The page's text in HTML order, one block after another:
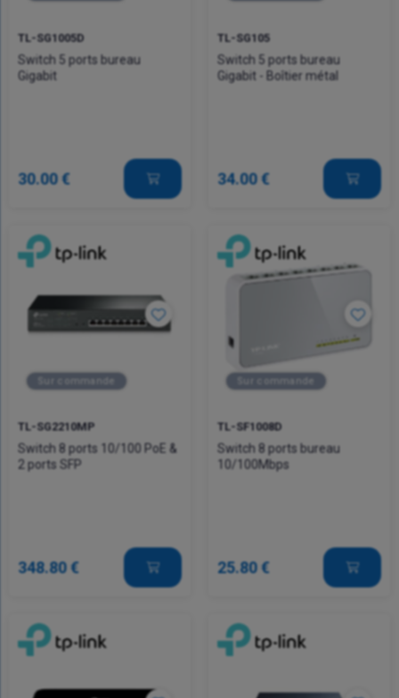
TL-SG1005D
Switch 5 ports bureau
Gigabit
30.00 €
TL-SG105
Switch 5 ports bureau
Gigabit - Boîtier métal
34.00 €
Sur commande
TL-SG2210MP
Switch 8 ports 10/100 PoE &
2 ports SFP
348.80 €
Sur commande
TL-SF1008D
Switch 8 ports bureau
10/100Mbps
25.80 €